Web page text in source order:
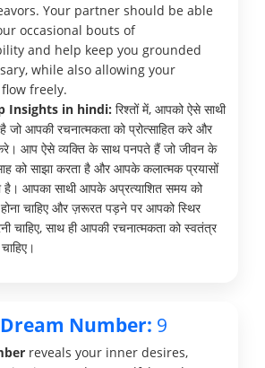
Your partner should be able
occasional bouts of
and help keep you grounded
while also allowing your
freely.
Insights in hindi: रिश्तों में, आपको ऐसे साथी
जो आपकी रचनात्मकता को प्रोत्साहित करे और
आप ऐसे व्यक्ति के साथ पनपते हैं जो जीवन के
को साझा करता है और आपके कलात्मक प्रयासों
है। आपका साथी आपके अप्रत्याशित समय को
चाहिए और ज़रूरत पड़ने पर आपको स्थिर
चाहिए, साथ ही आपकी रचनात्मकता को स्वतंत्र
Dream Number: 9
reveals your inner desires,